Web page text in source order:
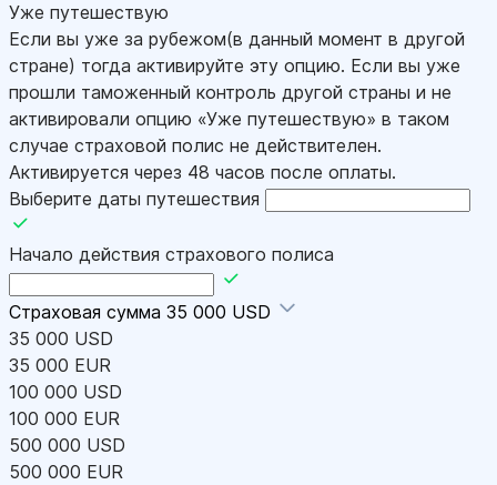
Уже путешествую
Если вы уже за рубежом(в данный момент в другой
стране) тогда активируйте эту опцию. Если вы уже
прошли таможенный контроль другой страны и не
активировали опцию «Уже путешествую» в таком
случае страховой полис не действителен.
Активируется через 48 часов после оплаты.
Выберите даты путешествия
Начало действия страхового полиса
Страховая сумма 35 000 USD
35 000 USD
35 000 EUR
100 000 USD
100 000 EUR
500 000 USD
500 000 EUR